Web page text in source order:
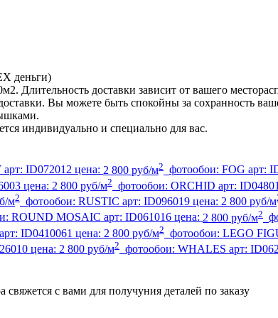
деньги)
Длительность доставки зависит от вашего
Вы можете быть спокойны за сохранность
индивидуально и специально для вас.
арт: ID072012 цена: 2 800 руб/м2 фотообои: FOG арт:
цена: 2 800 руб/м2 фотообои: ORCHID арт:
м2 фотообои: RUSTIC арт: ID096019 цена: 2 800 руб/м
ROUND MOSAIC арт: ID061016 цена: 2 800 руб/м2
арт: ID0410061 цена: 2 800 руб/м2 фотообои: LEGO
цена: 2 800 руб/м2 фотообои: WHALES арт:
с вами для получуния деталей по заказу